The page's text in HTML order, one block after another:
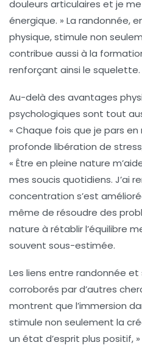
douleurs articulaires et je
énergique. » La randonnée,
physique, stimule non
contribue aussi à la
renforçant ainsi le squelette.
Au-delà des avantages
psychologiques sont tout
« Chaque fois que je pars
profonde libération de stress
« Être en pleine nature
mes soucis quotidiens. J’ai
concentration s’est
même de résoudre des
nature à rétablir l’équilibre
souvent sous-estimée.
Les liens entre randonnée
corroborés par d’autres
montrent que l’immersion
stimule non seulement la
un état d’esprit plus positif,